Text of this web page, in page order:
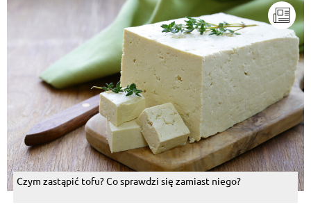
Czym zastąpić tofu? Co sprawdzi się zamiast niego?